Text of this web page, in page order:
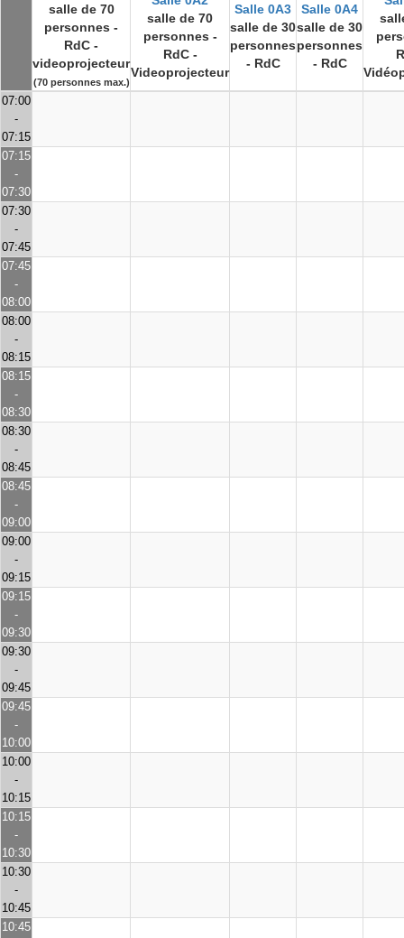
salle de 70
personnes -
RdC -
videoprojecteur
(70 personnes max.)
salle de 70
personnes -
RdC -
Videoprojecteur
Salle 0A3
salle de 30
personnes
- RdC
Salle 0A4
salle de 30
personnes
- RdC
07:00
-
07:15
07:15
-
07:30
07:30
-
07:45
07:45
-
08:00
08:00
-
08:15
08:15
-
08:30
08:30
-
08:45
08:45
-
09:00
09:00
-
09:15
09:15
-
09:30
09:30
-
09:45
09:45
-
10:00
10:00
-
10:15
10:15
-
10:30
10:30
-
10:45
10:45